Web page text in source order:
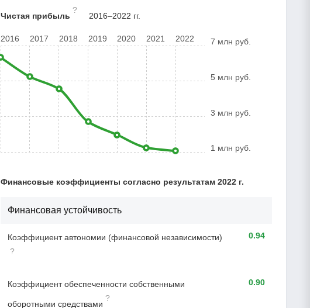
Чистая прибыль
?
2016–2022 гг.
2016 2017 2018 2019 2020 2021 2022
1 млн руб.
3 млн руб.
5 млн руб.
7 млн руб.
Финансовые коэффициенты согласно результатам 2022 г.
Финансовая устойчивость
Коэффициент автономии (финансовой независимости)
?
0.94
Коэффициент обеспеченности собственными
оборотными средствами
?
0.90